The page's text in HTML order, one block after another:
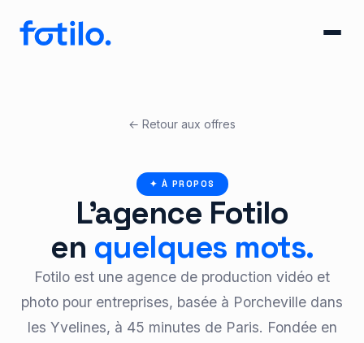
← Retour aux offres
✦ À PROPOS
L'agence Fotilo
en quelques mots.
Fotilo est une agence de production vidéo et
photo pour entreprises, basée à Porcheville dans
les Yvelines, à 45 minutes de Paris. Fondée en